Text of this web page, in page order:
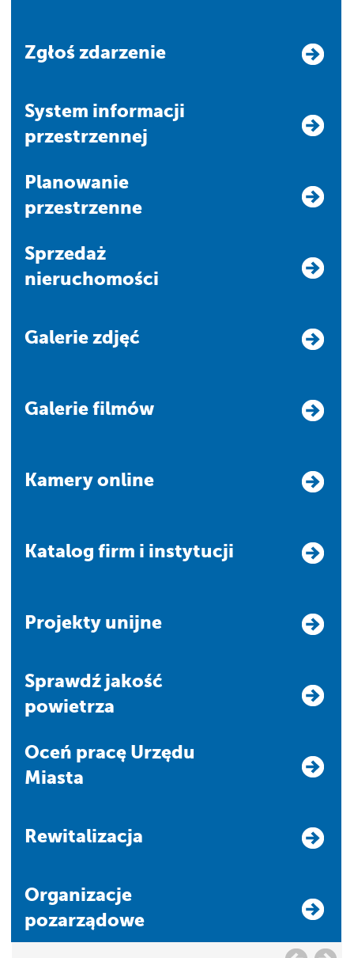
Zgłoś zdarzenie
system informacji
przestrzennej
Planowanie
przestrzenne
Sprzedaż
nieruchomości
Galerie zdjęć
Galerie filmów
Kamery online
Katalog firm i instytucji
Projekty unijne
Sprawdź jakość
powietrza
Oceń pracę Urzędu
Miasta
Rewitalizacja
Organizacje
pozarządowe